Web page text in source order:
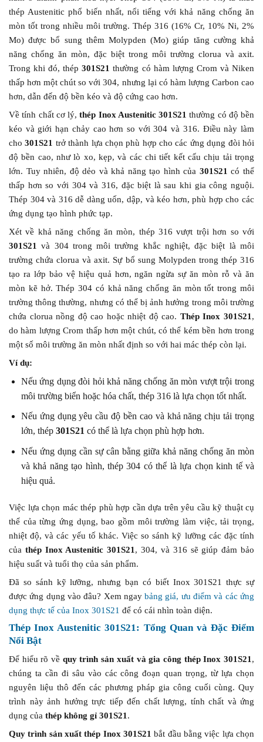
thép Austenitic phổ biến nhất, nổi tiếng với khả năng chống ăn
mòn tốt trong nhiều môi trường. Thép 316 (16% Cr, 10% Ni, 2%
Mo) được bổ sung thêm Molypden (Mo) giúp tăng cường khả
năng chống ăn mòn, đặc biệt trong môi trường clorua và axit.
Trong khi đó, thép301S21 thường có hàm lượng Crom và Niken
thấp hơn một chút so với 304, nhưng lại có hàm lượng Carbon cao
hơn, dẫn đến độ bền kéo và độ cứng cao hơn.
Về tính chất cơ lý,thép Inox Austenitic 301S21 thường có độ bền
kéo và giới hạn chảy cao hơn so với 304 và 316. Điều này làm
cho301S21 trở thành lựa chọn phù hợp cho các ứng dụng đòi hỏi
độ bền cao, như lò xo, kẹp, và các chi tiết kết cấu chịu tải trọng
lớn. Tuy nhiên, độ dẻo và khả năng tạo hình của 301S21 có thể
thấp hơn so với 304 và 316, đặc biệt là sau khi gia công nguội.
Thép 304 và 316 dễ dàng uốn, dập, và kéo hơn, phù hợp cho các
ứng dụng tạo hình phức tạp.
Xét về khả năng chống ăn mòn, thép 316 vượt trội hơn so với
301S21
và 304 trong môi trường khắc nghiệt, đặc biệt là môi
trường chứa clorua và axit. Sự bổ sung Molypden trong thép 316
tạo ra lớp bảo vệ hiệu quả hơn, ngăn ngừa sự ăn mòn rỗ và ăn
mòn kẽ hở. Thép 304 có khả năng chống ăn mòn tốt trong môi
trường thông thường, nhưng có thể bị ảnh hưởng trong môi trường
chứa clorua nồng độ cao hoặc nhiệt độ cao. Thép Inox 301S21 ,
do hàm lượng Crom thấp hơn một chút, có thể kém bền hơn trong
một số môi trường ăn mòn nhất định so với hai mác thép còn lại.
Ví dụ:
Nếu ứng dụng đòi hỏi khả năng chống ăn mòn vượt trội trong
môi trường biển hoặc hóa chất, thép 316 là lựa chọn tốt nhất.
Nếu ứng dụng yêu cầu độ bền cao và khả năng chịu tải trọng
lớn, thép 301S21có thể là lựa chọn phù hợp hơn.
Nếu ứng dụng cần sự cân bằng giữa khả năng chống ăn mòn
và khả năng tạo hình, thép 304 có thể là lựa chọn kinh tế và
hiệu quả.
Việc lựa chọn mác thép phù hợp cần dựa trên yêu cầu kỹ thuật cụ
thể của từng ứng dụng, bao gồm môi trường làm việc, tải trọng,
nhiệt độ, và các yếu tố khác. Việc so sánh kỹ lưỡng các đặc tính
của thép Inox Austenitic 301S21 , 304, và 316 sẽ giúp đảm bảo
hiệu suất và tuổi thọ của sản phẩm.
Đã so sánh kỹ lưỡng, nhưng bạn có biết Inox 301S21 thực sự
được ứng dụng vào đâu? Xem ngaybảng giá, ưu điểm và các ứng
dụng thực tế của Inox 301S21 để có cái nhìn toàn diện.
Thép Inox Austenitic 301S21: Tổng Quan và Đặc Điểm
Nổi Bật
Để hiểu rõ về quy trình sản xuất và gia công thép Inox 301S21,
chúng ta cần đi sâu vào các công đoạn quan trọng, từ lựa chọn
nguyên liệu thô đến các phương pháp gia công cuối cùng. Quy
trình này ảnh hưởng trực tiếp đến chất lượng, tính chất và ứng
dụng của thép không gỉ 301S21.
Quy trình sản xuất thép Inox 301S21 bắt đầu bằng việc lựa chọn